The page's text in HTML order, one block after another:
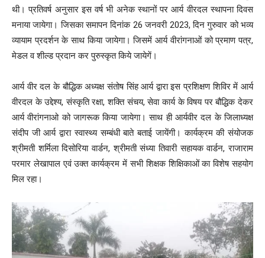
थी। प्रतिवर्ष अनुसार इस वर्ष भी अनेक स्थानों पर आर्य वीरदल स्थापना दिवस
मनाया जायेगा। जिसका समापन दिनांक 26 जनवरी 2023, दिन गुरुवार को भव्य
व्यायाम प्रदर्शन के साथ किया जायेगा। जिसमें आर्य वीरांगनाओं को प्रमाण पत्र,
मेडल व शील्ड प्रदान कर पुरुस्कृत किये जायेगें।
आर्य वीर दल के बौद्धिक अध्यक्ष संतोष सिंह आर्य द्वारा इस प्रशिक्षण शिविर में आर्य
वीरदल के उद्देश्य, संस्कृति रक्षा, शक्ति संचय, सेवा कार्य के विषय पर बौद्धिक देकर
आर्य वीरांगनाओ को जागरूक किया जायेगा। साथ ही आर्यवीर दल के जिलाध्यक्ष
संदीप जी आर्य द्वारा स्वास्थ्य सम्बंधी बाते बताई जायेंगी। कार्यक्रम की संयोजक
श्रीमती शर्मिला दिसोरिया वार्डन, श्रीमती संध्या तिवारी सहायक वार्डन, राजाराम
परमार लेखापाल एवं उक्त कार्यक्रम में सभी शिक्षक शिक्षिकाओं का विशेष सहयोग
मिल रहा।